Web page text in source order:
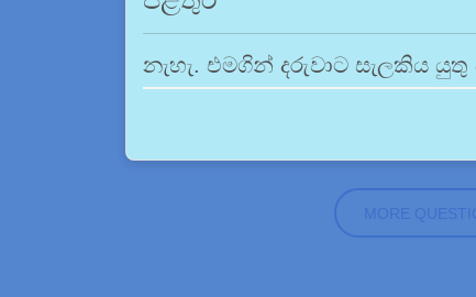
නැහැ. එමගින් දරුවාට සැලකිය
MORE